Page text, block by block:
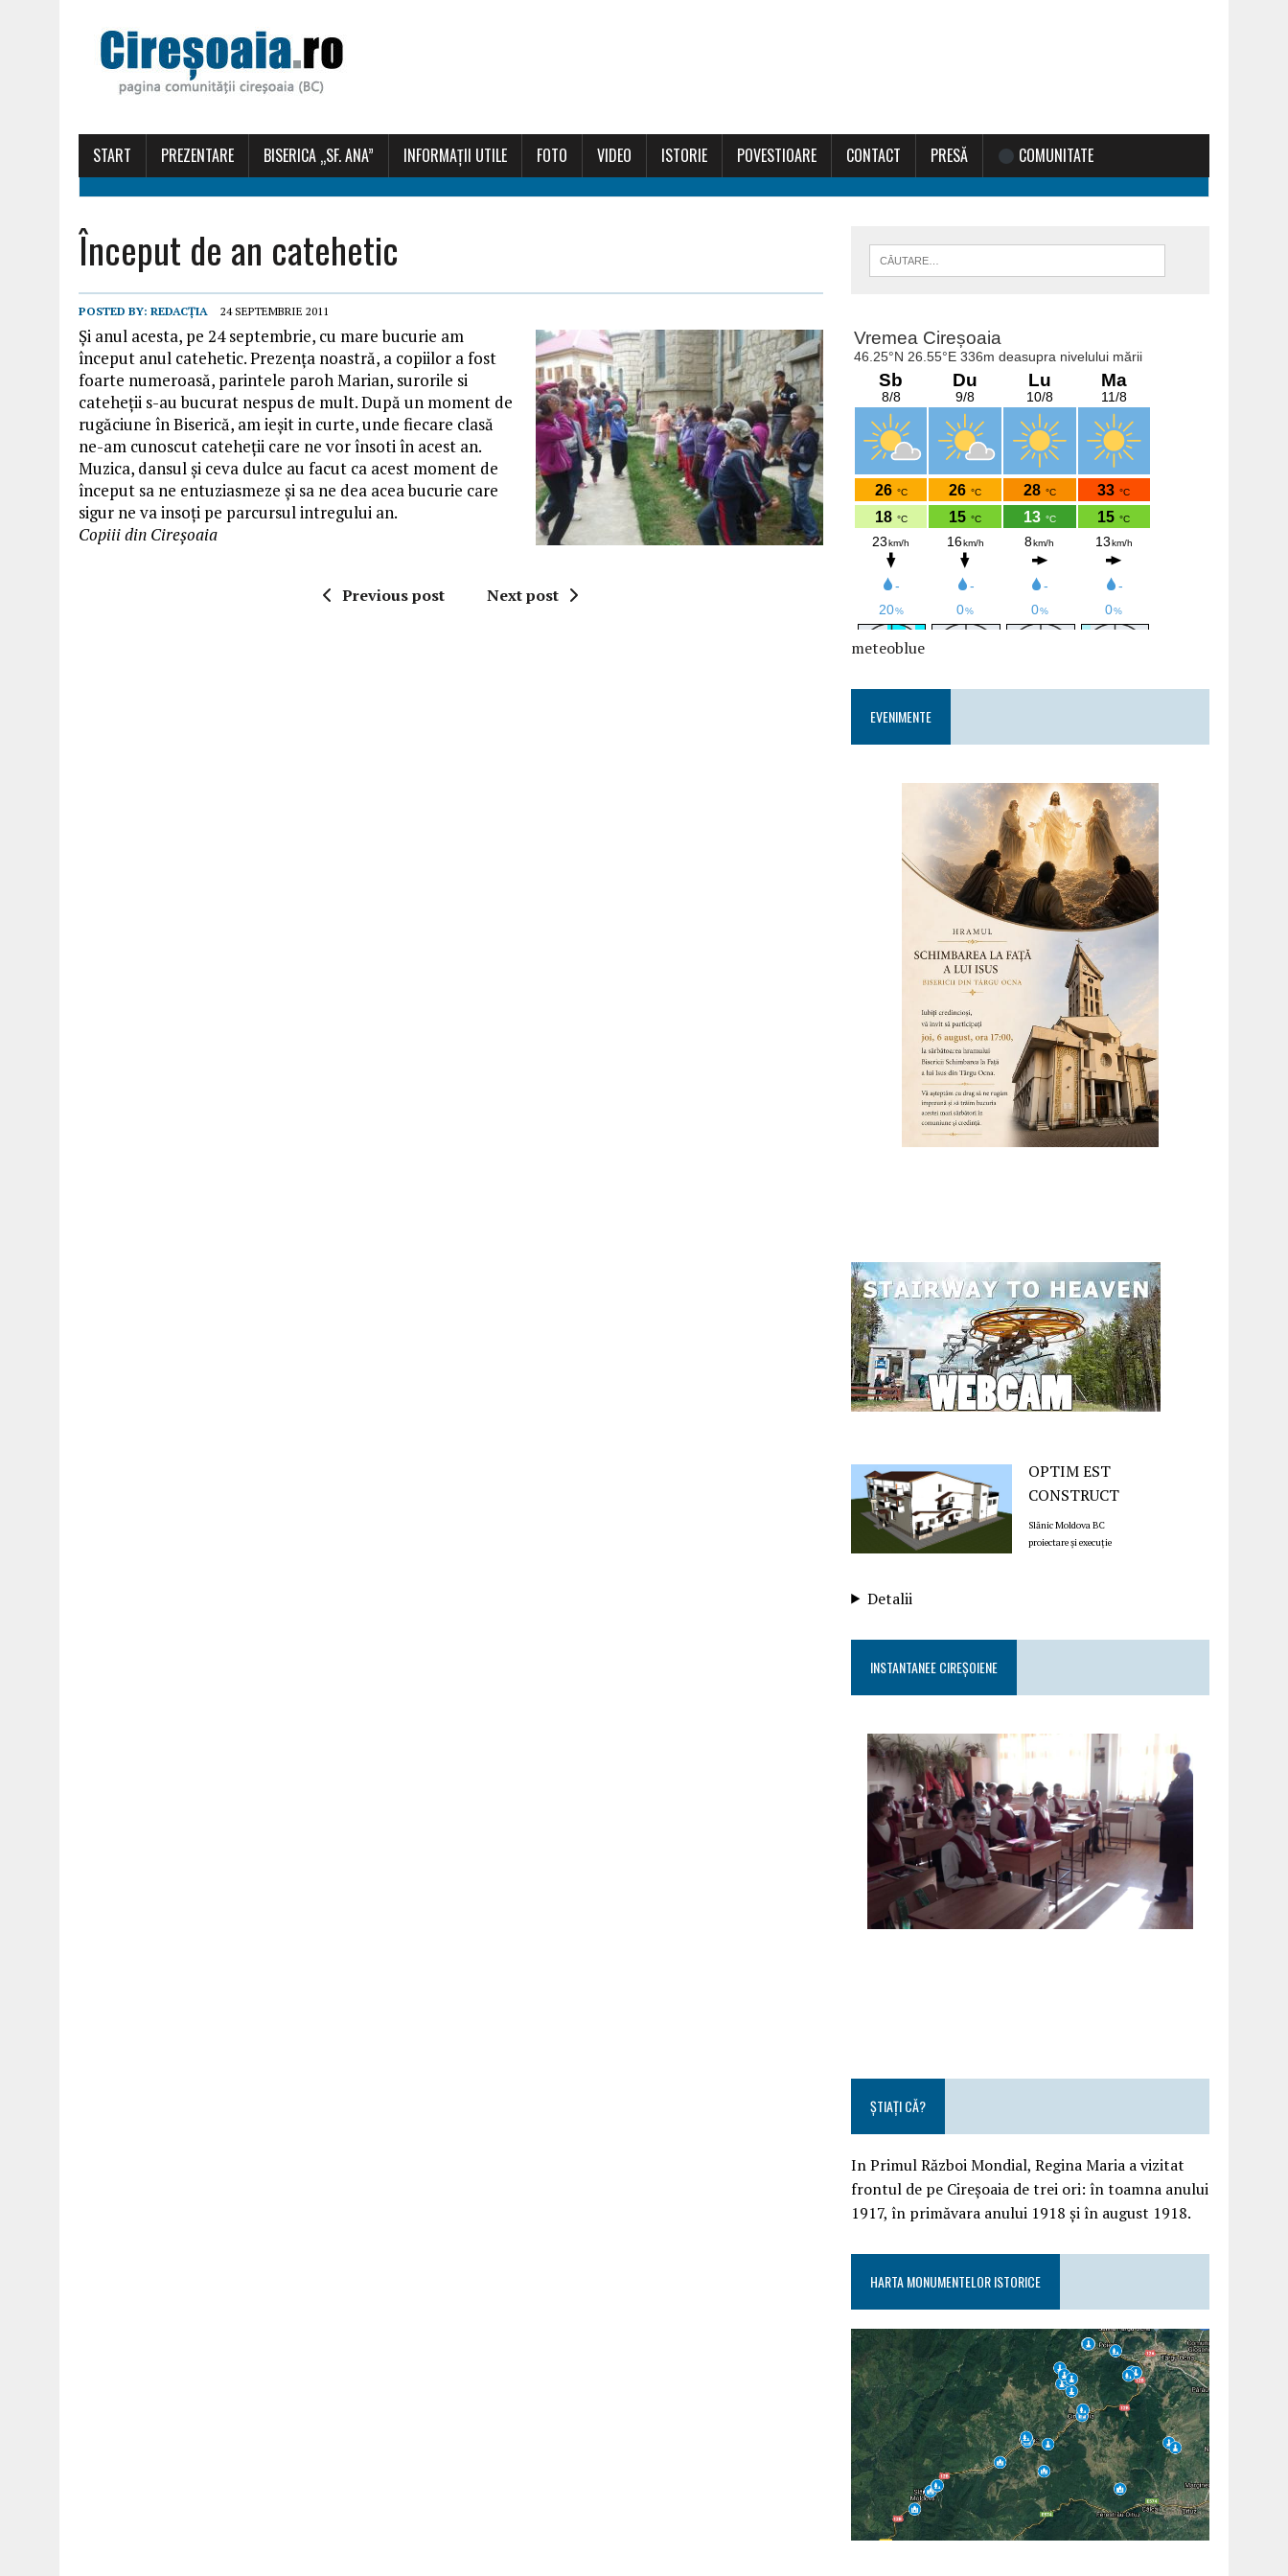
START PREZENTARE BISERICA „SF. ANA” INFORMAȚII UTILE FOTO VIDEO ISTORIE POVESTIOARE CONTACT PRESĂ COMUNITATE
Început de an catehetic
POSTED BY: REDACȚIA 24 SEPTEMBRIE 2011
Şi anul acesta, pe 24 septembrie, cu mare bucurie am
început anul catehetic. Prezenţa noastră, a copiilor a fost
foarte numeroasă, parintele paroh Marian, surorile si
cateheţii s-au bucurat nespus de mult. După un moment de
rugăciune în Biserică, am ieşit in curte, unde fiecare clasă
ne-am cunoscut cateheţii care ne vor însoti în acest an.
Muzica, dansul şi ceva dulce au facut ca acest moment de
început sa ne entuziasmeze şi sa ne dea acea bucurie care
sigur ne va insoţi pe parcursul intregului an.
Copiii din Cireşoaia
Previous post Next post
meteoblue
EVENIMENTE
OPTIM EST
CONSTRUCT
Slănic Moldova BC
proiectare și execuție
Detalii
INSTANTANEE CIREȘOIENE
ȘTIAȚI CĂ?
In Primul Război Mondial, Regina Maria a vizitat
frontul de pe Cireșoaia de trei ori: în toamna anului
1917, în primăvara anului 1918 și în august 1918.
HARTA MONUMENTELOR ISTORICE